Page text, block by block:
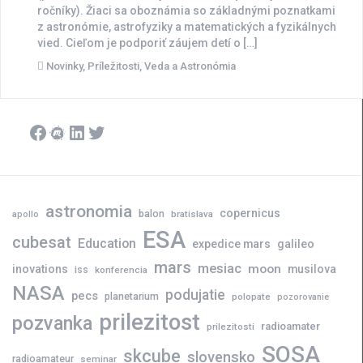
ročníky). Žiaci sa oboznámia so základnými poznatkami
z astronómie, astrofyziky a matematických a fyzikálnych
vied. Cieľom je podporiť záujem detí o […]
Novinky, Príležitosti, Veda a Astronómia
Facebook
Meetup
LinkedIn
Twitter
apollo astronomia balon bratislava copernicus
cubesat Education ESA expedice mars
galileo
inovations iss konferencia mars mesiac moon musilova
NASA pecs planetarium podujatie polopate pozorovanie
pozvanka prilezitost prilezitosti radioamater
radioamateur seminar skcube slovensko SOSA